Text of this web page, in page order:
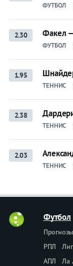
ФУТБОЛ
2.30 Факел
ФУТБОЛ
1.95
ТЕННИС
2.38
ТЕННИС
2.03
ТЕННИС
Футбол
Прогнозы
РПЛ
АПЛ
Ла